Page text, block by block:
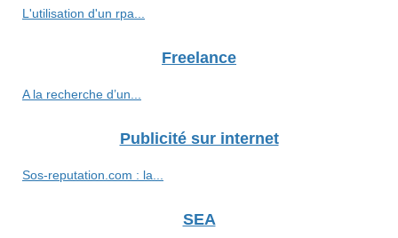
L'utilisation d'un rpa...
Freelance
A la recherche d’un...
Publicité sur internet
Sos-reputation.com : la...
SEA